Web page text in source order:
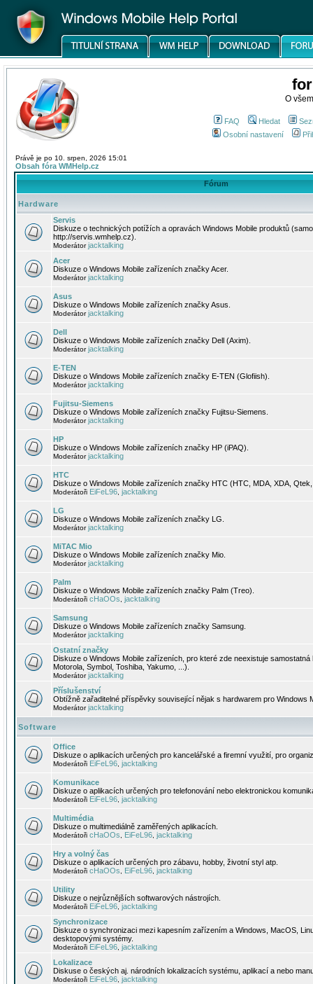
O
FAQ Hledat
Osobní nastavení
Právě je po 10. srpen, 2026 15:01
Obsah fóra WMHelp.cz
Fórum
Hardware
Servis
Diskuze o technických potížích a opravách Windows Mobile produktů
http://servis.wmhelp.cz).
Moderátorjacktalking
Acer
Diskuze o Windows Mobile zařízeních značky Acer.
Moderátorjacktalking
Asus
Diskuze o Windows Mobile zařízeních značky Asus.
Moderátorjacktalking
Dell
Diskuze o Windows Mobile zařízeních značky Dell (Axim).
Moderátorjacktalking
E-TEN
Diskuze o Windows Mobile zařízeních značky E-TEN (Glofiish).
Moderátorjacktalking
Fujitsu-Siemens
Diskuze o Windows Mobile zařízeních značky Fujitsu-Siemens.
Moderátorjacktalking
HP
Diskuze o Windows Mobile zařízeních značky HP (iPAQ).
Moderátorjacktalking
HTC
Diskuze o Windows Mobile zařízeních značky HTC (HTC, MDA, XDA,
Moderátoři EiFeL96 jacktalking
LG
Diskuze o Windows Mobile zařízeních značky LG.
Moderátorjacktalking
MiTAC Mio
Diskuze o Windows Mobile zařízeních značky Mio.
Moderátorjacktalking
Palm
Diskuze o Windows Mobile zařízeních značky Palm (Treo).
Moderátoři cHaOOs jacktalking
Samsung
Diskuze o Windows Mobile zařízeních značky Samsung.
Moderátorjacktalking
Ostatní značky
Diskuze o Windows Mobile zařízeních, pro které zde neexistuje
Motorola, Symbol, Toshiba, Yakumo, ...).
Moderátorjacktalking
Příslušenství
Obtížně zařaditelné příspěvky související nějak s hardwarem pro Windows
Moderátorjacktalking
Software
Office
Diskuze o aplikacích určených pro kancelářské a firemní využití, pro
Moderátoři EiFeL96 jacktalking
Komunikace
Diskuze o aplikacích určených pro telefonování nebo elektronickou
Moderátoři EiFeL96 jacktalking
Multimédia
Diskuze o multimediálně zaměřených aplikacích.
Moderátoři cHaOOs EiFeL96 jacktalking
Hry a volný čas
Diskuze o aplikacích určených pro zábavu, hobby, životní styl atp.
Moderátoři cHaOOs EiFeL96 jacktalking
Utility
Diskuze o nejrůznějších softwarových nástrojích.
Moderátoři EiFeL96 jacktalking
Synchronizace
Diskuze o synchronizaci mezi kapesním zařízením a Windows, MacOS,
desktopovými systémy.
Moderátoři EiFeL96 jacktalking
Lokalizace
Diskuse o českých aj. národních lokalizacích systému, aplikací a nebo
Moderátoři EiFeL96 jacktalking